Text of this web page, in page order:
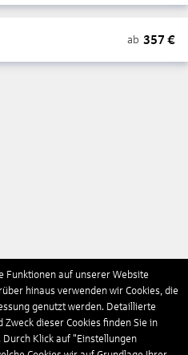
ab 357 €
Funktionen auf unserer Website
hinaus verwenden wir Cookies, die
genutzt werden. Detaillierte
dieser Cookies finden Sie in
Klick auf "Einstellungen